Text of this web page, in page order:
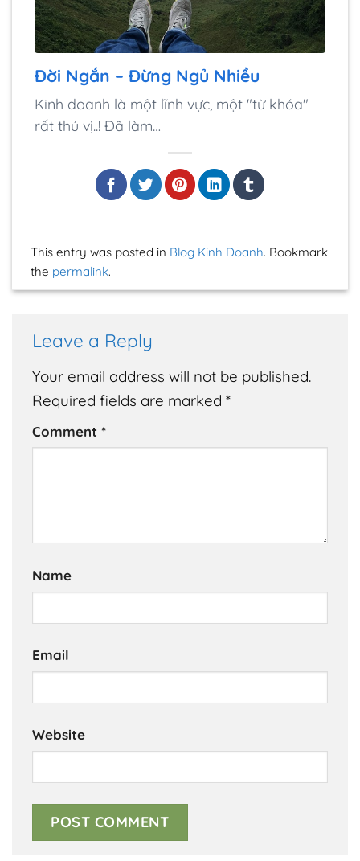
Đời Ngắn – Đừng Ngủ Nhiều
Kinh doanh là một lĩnh vực, một "từ khóa"
rất thú vị..! Đã làm…
This entry was posted in Blog Kinh Doanh. Bookmark
the permalink.
Leave a Reply
Your email address will not be published.
Required fields are marked *
Comment *
Name
Email
Website